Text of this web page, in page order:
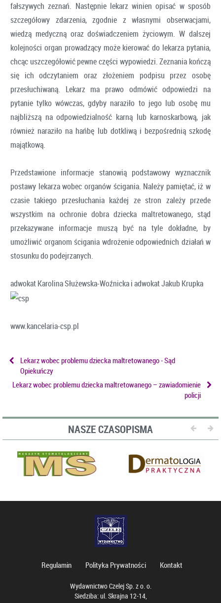
fałszywych zeznań. Następnie lekarz winien opisać w sposób
szczegółowy zdarzenia, zgodnie z własnymi obserwacjami,
wiedzą medyczną oraz doświadczeniem życiowym. W dalszej
kolejności organ prowadzący może kierować do lekarza pytania,
chcąc uszczegółowić pewne części wypowiedzi. Zeznania kończą
się ich odczytaniem oraz złożeniem podpisu przez osobę
przesłuchiwaną. Lekarz ma prawo odmówić odpowiedzi na
pytanie tylko wówczas, gdyby naraziło to jego lub osobę mu
najbliższą na odpowiedzialność karną lub karnoskarbową, jak
również naraziło na hańbę lub dotkliwą i bezpośrednią szkodę
majątkową.
Przedstawione informacje stanowią podstawowy wyznacznik
postawy lekarza wobec organów ścigania. Należy pamiętać, iż w
czasie takiego przesłuchania każdej ze stron zależy przede
wszystkim na ochronie dobra dziecka maltretowanego, stąd
przekazywane informacje muszą być na tyle dokładne, by
umożliwić organom ścigania wdrożenie odpowiednich działań w
stosunku do podejrzanych.
adwokat Karolina Służewska-Woźnicka i adwokat Jakub Krupka
www.kancelaria-csp.pl
Lekarz wobec problemu dziecka maltretowanego - Sąd
Opiekuńczy
Lekarz wobec problemu dziecka maltretowanego – zawiadomienie
policji
NASZE CZASOPISMA
Regulamin Polityka Prywatności Kontakt
Wydawnictwo Czelej Sp. z o. o.
Siedziba: ul. Skrajna 12-14,